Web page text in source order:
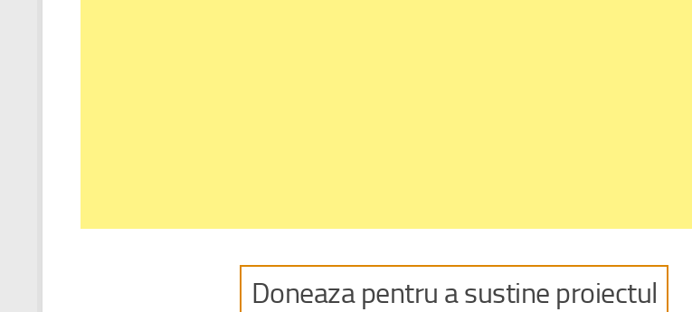
Doneaza pentru a sustine proiectul